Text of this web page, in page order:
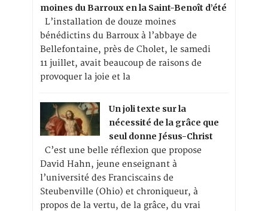
moines du Barroux en la Saint-Benoît d’été
L’installation de douze moines
bénédictins du Barroux à l’abbaye de
Bellefontaine, près de Cholet, le samedi
11 juillet, avait beaucoup de raisons de
provoquer la joie et la
Un joli texte sur la
nécessité de la grâce que
seul donne Jésus-Christ
C’est une belle réflexion que propose
David Hahn, jeune enseignant à
l’université des Franciscains de
Steubenville (Ohio) et chroniqueur, à
propos de la vertu, de la grâce, du vrai